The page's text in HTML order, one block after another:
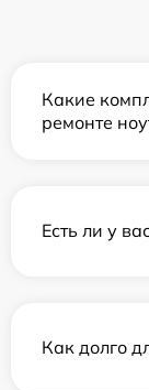
Какие
ремонте
Есть ли у
Как долго